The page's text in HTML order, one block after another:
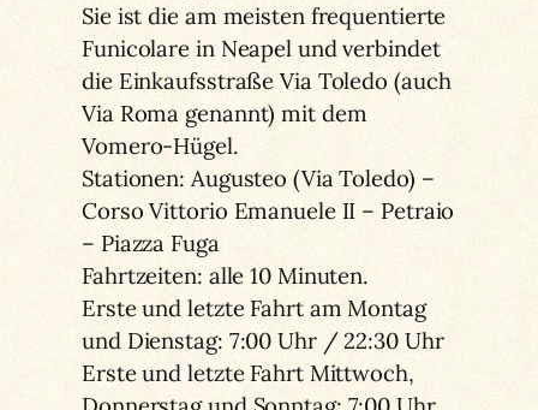
Sie ist die am meisten frequentierte
Funicolare in Neapel und verbindet
die Einkaufsstraße Via Toledo (auch
Via Roma genannt) mit dem
Vomero-Hügel.
Stationen: Augusteo (Via Toledo) –
Corso Vittorio Emanuele II – Petraio
– Piazza Fuga
Fahrtzeiten: alle 10 Minuten.
Erste und letzte Fahrt am Montag
und Dienstag: 7:00 Uhr / 22:30 Uhr
Erste und letzte Fahrt Mittwoch,